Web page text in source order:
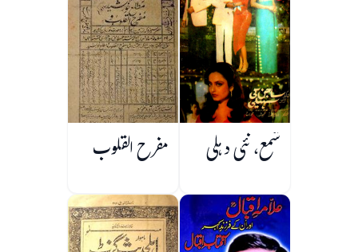
شمع، نئی دہلی مفرح القلوب